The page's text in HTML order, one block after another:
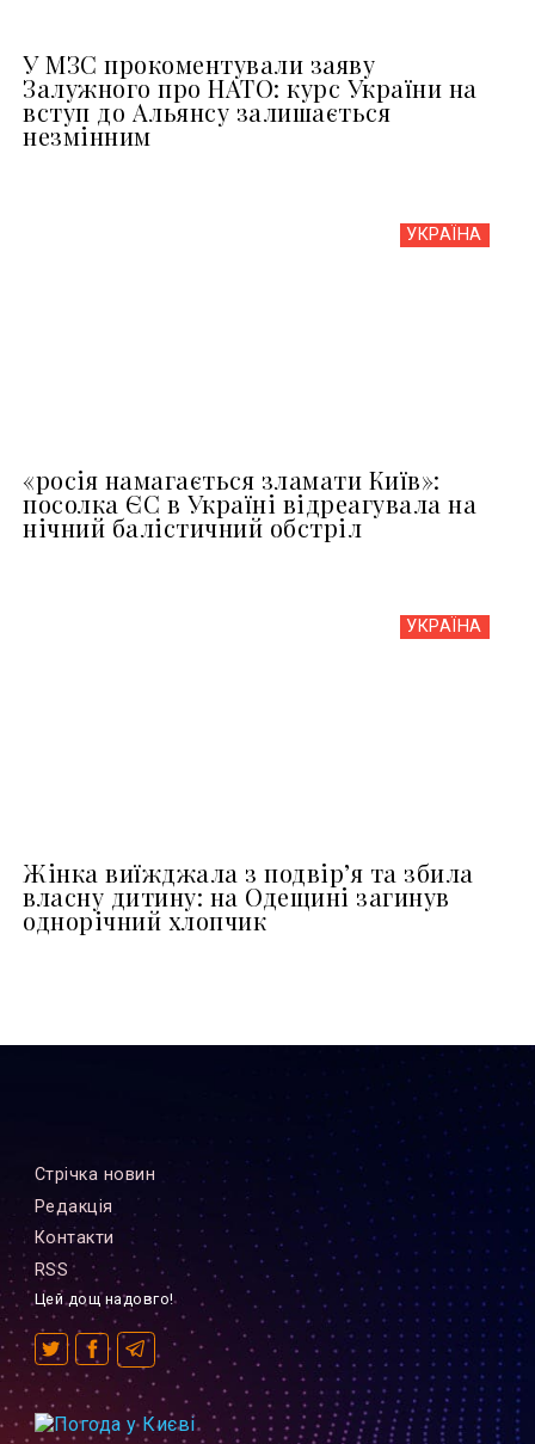
У МЗС прокоментували заяву
Залужного про НАТО: курс України на
вступ до Альянсу залишається
незмінним
УКРАЇНА
«росія намагається зламати Київ»:
посолка ЄС в Україні відреагувала на
нічний балістичний обстріл
УКРАЇНА
Жінка виїжджала з подвір’я та збила
власну дитину: на Одещині загинув
однорічний хлопчик
Стрiчка новин
Редакцiя
Контакти
RSS
Цей дощ надовго!